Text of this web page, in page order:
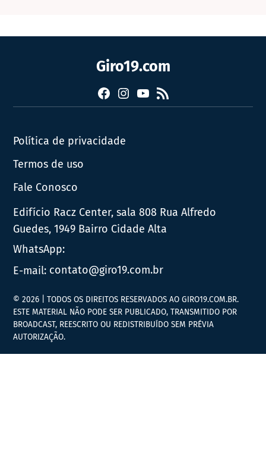
Giro19.com
FacebookInstagram
YouTube
RSS
Política de privacidade
Termos de uso
Fale Conosco
Edifício Racz Center, sala 808 Rua Alfredo
Guedes, 1949 Bairro Cidade Alta
WhatsApp:
E-mail: contato@giro19.com.br
© 2026 | TODOS OS DIREITOS RESERVADOS AO GIRO19.COM.BR.
ESTE MATERIAL NÃO PODE SER PUBLICADO, TRANSMITIDO POR
BROADCAST, REESCRITO OU REDISTRIBUÍDO SEM PRÉVIA
AUTORIZAÇÃO.